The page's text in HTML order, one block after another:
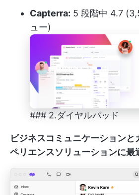
Capterra: 5 段階中 4.7
ュー)
### 2.ダイヤルパッド
ビジネスコミュニケーションと
ペリエンスソリューションに最